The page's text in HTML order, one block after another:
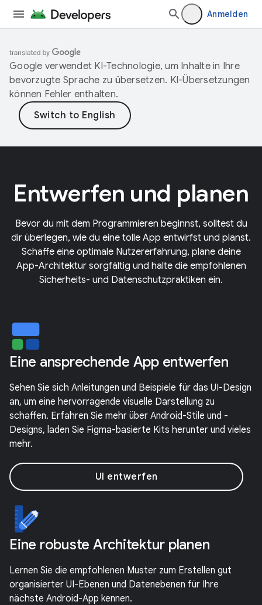
Anmelden
Google verwendet KI-Technologie, um Inhalte in Ihre
bevorzugte Sprache zu übersetzen. KI-Übersetzungen
können Fehler enthalten.
Entwerfen und planen
Bevor du mit dem Programmieren beginnst, solltest du
dir überlegen, wie du eine tolle App entwirfst und planst.
Schaffe eine optimale Nutzererfahrung, plane deine
App-Architektur sorgfältig und halte die empfohlenen
Sicherheits- und Datenschutzpraktiken ein.
Eine ansprechende App entwerfen
Sehen Sie sich Anleitungen und Beispiele für das UI-Design
an, um eine hervorragende visuelle Darstellung zu
schaffen. Erfahren Sie mehr über Android-Stile und -
Designs, laden Sie Figma-basierte Kits herunter und vieles
mehr.
UI entwerfen
Eine robuste Architektur planen
Lernen Sie die empfohlenen Muster zum Erstellen gut
organisierter UI-Ebenen und Datenebenen für Ihre
nächste Android-App kennen.